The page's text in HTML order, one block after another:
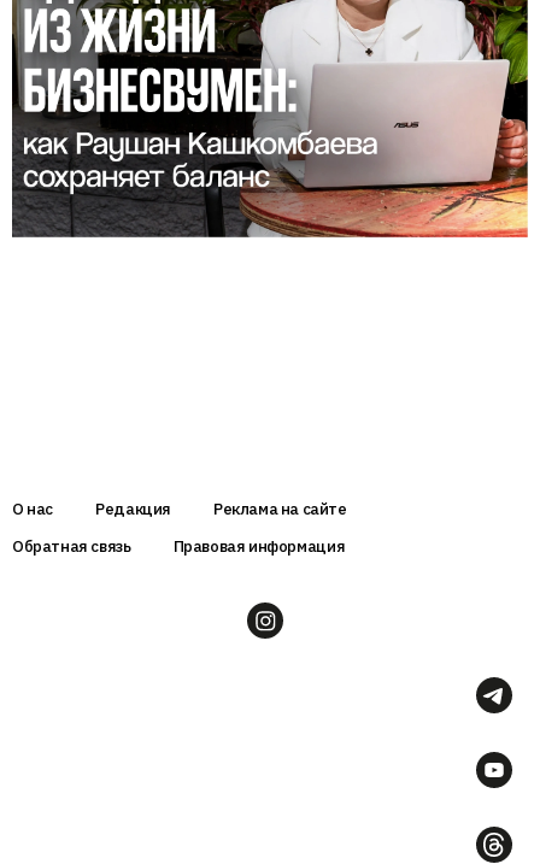
О нас Редакция
Реклама на сайте
Обратная связь
Правовая информация